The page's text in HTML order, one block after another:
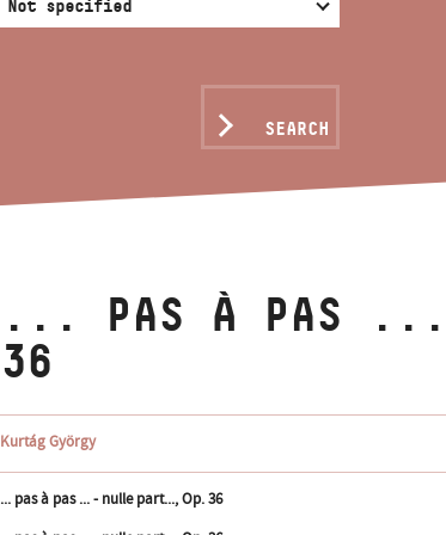
SEARCH
... PAS À PAS ...
36
Kurtág György
... pas à pas ... - nulle part..., Op. 36